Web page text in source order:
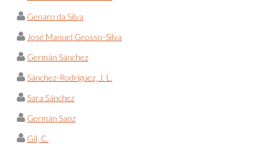
Genaro da Silva
José Manuel Grosso-Silva
Germán Sánchez
Sánchez-Rodríguez, J. L.
Sara Sánchez
Germán Sanz
Gil, C.